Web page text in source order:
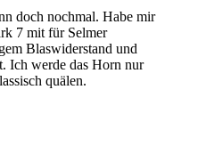
doch nochmal. Habe mir
7 mit für Selmer
Blaswiderstand und
Ich werde das Horn nur
quälen.